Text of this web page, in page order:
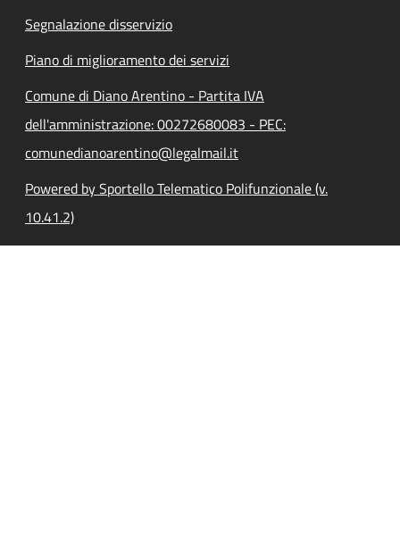
Segnalazione disservizio
Piano di miglioramento dei servizi
Comune di Diano Arentino - Partita IVA
dell'amministrazione: 00272680083 - PEC:
comunedianoarentino@legalmail.it
Powered by Sportello Telematico Polifunzionale (v.
10.41.2)